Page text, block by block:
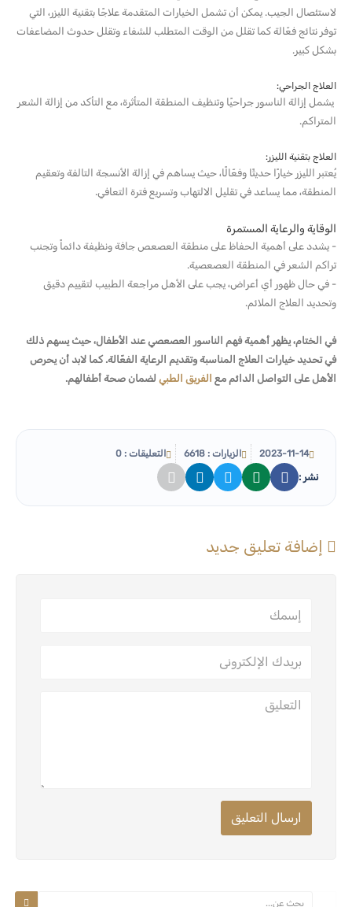
لاستئصال الجيب. يمكن أن تشمل الخيارات المتقدمة علاجًا بتقنية الليزر، التي
توفر نتائج فعّالة كما تقلل من الوقت المتطلب للشفاء وتقلل حدوث المضاعفات
بشكل كبير.
العلاج الجراحي:
يشمل إزالة الناسور جراحيًا وتنظيف المنطقة المتأثرة، مع التأكد من إزالة الشعر
المتراكم.
العلاج بتقنية الليزر:
يُعتبر الليزر خيارًا حديثًا وفعّالًا، حيث يساهم في إزالة الأنسجة التالفة وتعقيم
المنطقة، مما يساعد في تقليل الالتهاب وتسريع فترة التعافي.
الوقاية والرعاية المستمرة
- يشدد على أهمية الحفاظ على منطقة العصعص جافة ونظيفة دائماً وتجنب
تراكم الشعر في المنطقة العصعصية.
- في حال ظهور أي أعراض، يجب على الأهل مراجعة الطبيب لتقييم دقيق
وتحديد العلاج الملائم.
في الختام، يظهر أهمية فهم الناسور العصعصي عند الأطفال، حيث يسهم ذلك
في تحديد خيارات العلاج المناسبة وتقديم الرعاية الفعّالة. كما لابد أن يحرص
الأهل على التواصل الدائم مع الفريق الطبي لضمان صحة أطفالهم.
2023-11-14 الزيارات : 6618 التعليقات : 0
نشر :
إضافة تعليق جديد
ارسال التعليق